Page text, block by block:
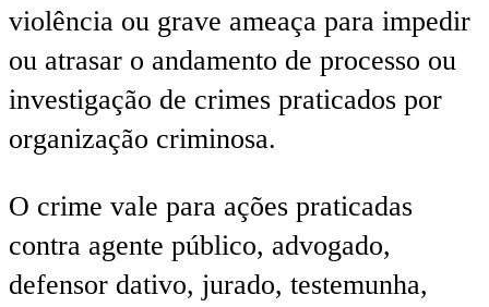
violência ou grave ameaça para impedir
ou atrasar o andamento de processo ou
investigação de crimes praticados por
organização criminosa.
O crime vale para ações praticadas
contra agente público, advogado,
defensor dativo, jurado, testemunha,